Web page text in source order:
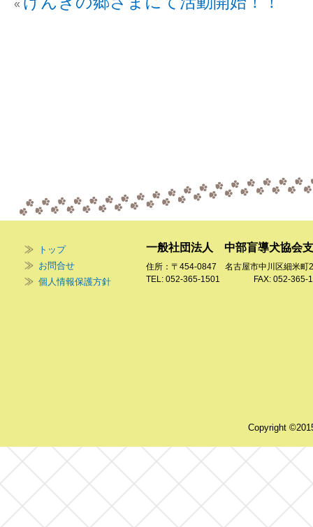
«
トップ
お問合せ
個人情報保護方針
一般社団法人 中部盲導犬協会
住所：〒454-0847 名古屋市中川区細米町
TEL: 052-365-1501 FAX: 052-365-
Copyright